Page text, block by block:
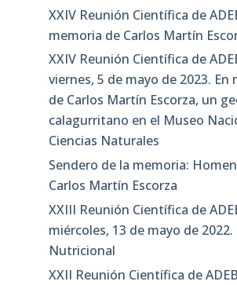
XXIV Reunión Científica de
memoria de Carlos Martín
XXIV Reunión Científica de
viernes, 5 de mayo de 2023. En
de Carlos Martín Escorza, un
calagurritano en el Museo
Ciencias Naturales
Sendero de la memoria:
Carlos Martín Escorza
XXIII Reunión Científica de
miércoles, 13 de mayo de
Nutricional
XXII Reunión Científica de